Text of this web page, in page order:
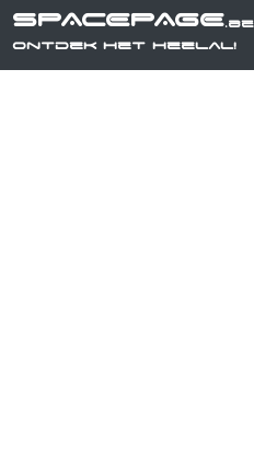
SPACEPAGE.be
Ontdek het heelal!